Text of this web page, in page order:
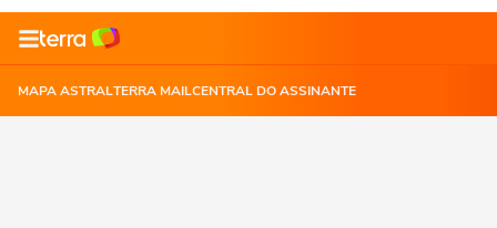
MAPA ASTRALTERRA MAILCENTRAL DO ASSINANTE